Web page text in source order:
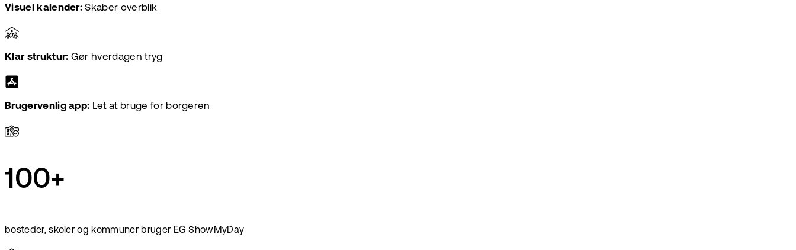
Visuel kalender: Skaber overblik
Klar struktur: Gør hverdagen tryg
Brugervenlig app: Let at bruge for borgeren
100+
bosteder, skoler og kommuner bruger EG ShowMyDay